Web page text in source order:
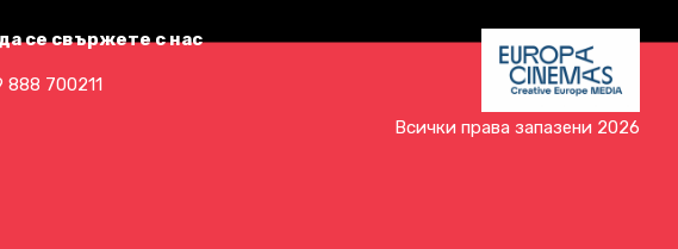
се свържете с нас
888 700211
Всички права запазени 2026